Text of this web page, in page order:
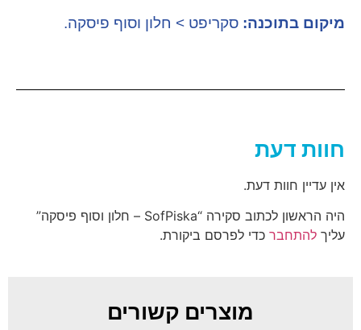
מיקום בתוכנה: סקריפט > חלון וסוף פיסקה.
חוות דעת
אין עדיין חוות דעת.
היה הראשון לכתוב סקירה “SofPiska – חלון וסוף פיסקה”
עליך להתחבר כדי לפרסם ביקורת.
מוצרים קשורים